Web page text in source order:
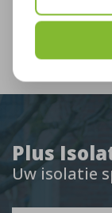
Plus
Uw isolatie